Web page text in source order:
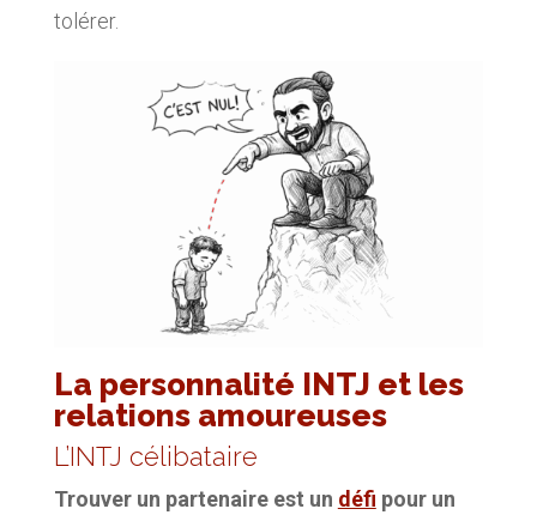
tolérer.
La personnalité INTJ et les
relations amoureuses
L’INTJ célibataire
Trouver un partenaire est un défi pour un